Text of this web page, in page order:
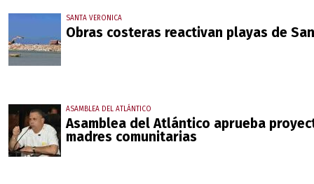
SANTA VERONICA
Obras costeras reactivan playas de
ASAMBLEA DEL ATLÁNTICO
Asamblea del Atlántico aprueba
madres comunitarias